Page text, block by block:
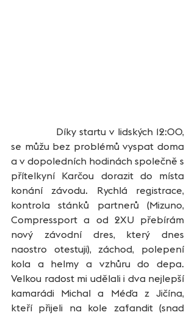
se můžu bez problémů vyspat doma
a v dopoledních hodinách společně s
přítelkyní Karčou dorazit do místa
konání závodu. Rychlá registrace,
kontrola stánků partnerů (Mizuno,
Compressport a od 2XU přebírám
nový závodní dres, který dnes
naostro otestuji), záchod, polepení
kola a helmy a vzhůru do depa.
Velkou radost mi udělali i dva nejlepší
kamarádi Michal a Méďa z Jičína,
kteří přijeli na kole zafandit (snad